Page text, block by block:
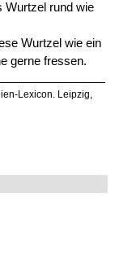
rund wie
Wurtzel wie ein
gerne fressen.
Lexicon. Leipzig,